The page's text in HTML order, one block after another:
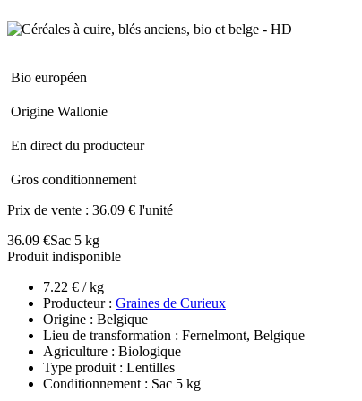
Bio européen
Origine Wallonie
En direct du producteur
Gros conditionnement
Prix de vente : 36.09 € l'unité
36.09 €Sac 5 kg
Produit indisponible
7.22 € / kg
Producteur : Graines de Curieux
Origine : Belgique
Lieu de transformation : Fernelmont, Belgique
Agriculture : Biologique
Type produit : Lentilles
Conditionnement : Sac 5 kg